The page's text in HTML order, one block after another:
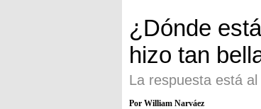
¿Dónde
hizo tan
La respuesta está
Por William Narváez